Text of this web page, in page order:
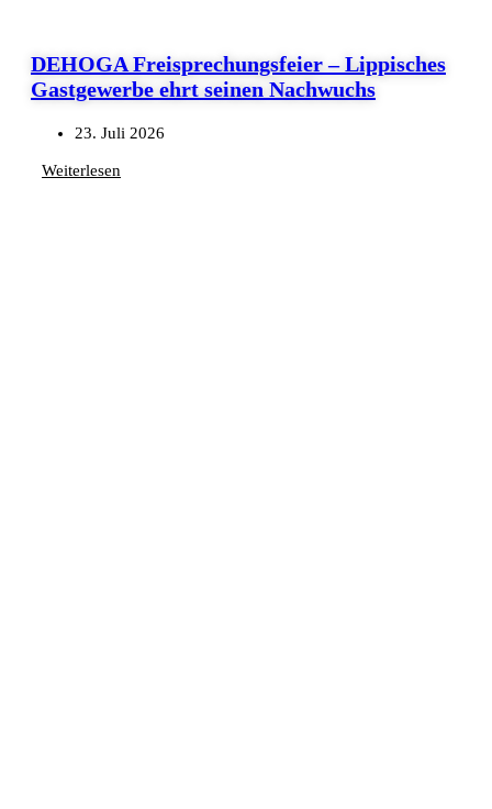
DEHOGA Freisprechungsfeier – Lippisches
Gastgewerbe ehrt seinen Nachwuchs
23. Juli 2026
Weiterlesen